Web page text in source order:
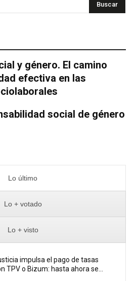
Buscar
y género. El camino
efectiva en las
social de género
Lo último
Lo + votado
Lo + visto
impulsa el pago de tasas
TPV o Bizum: hasta ahora se...